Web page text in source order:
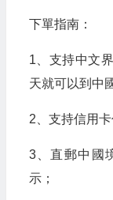
下單指南：
1、支持中文
天就可以到中
2、支持信用
3、直郵中國
示；